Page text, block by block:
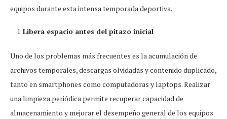
equipos durante esta intensa temporada deportiva.
Libera espacio antes del pitazo inicial
Uno de los problemas más frecuentes es la acumulación de
archivos temporales, descargas olvidadas y contenido duplicado,
tanto en smartphones como computadoras y laptops. Realizar
una limpieza periódica permite recuperar capacidad de
almacenamiento y mejorar el desempeño general de los equipos